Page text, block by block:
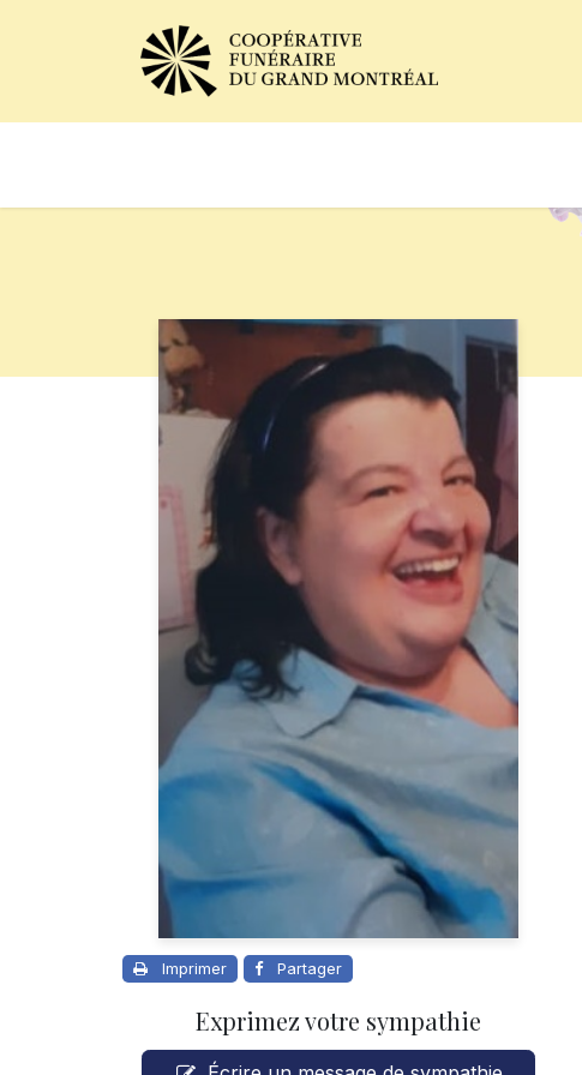
Imprimer Partager
Exprimez votre sympathie